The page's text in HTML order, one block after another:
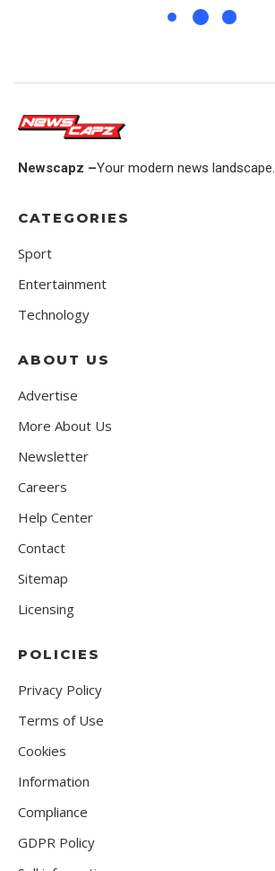
Newscapz –Your modern news landscape.
CATEGORIES
Sport
Entertainment
Technology
ABOUT US
Advertise
More About Us
Newsletter
Careers
Help Center
Contact
Sitemap
Licensing
POLICIES
Privacy Policy
Terms of Use
Cookies
Information
Compliance
GDPR Policy